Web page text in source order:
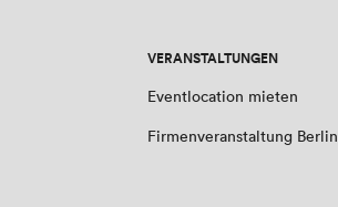
VERANSTALTUNGEN
Eventlocation mieten
Firmenveranstaltung Berlin